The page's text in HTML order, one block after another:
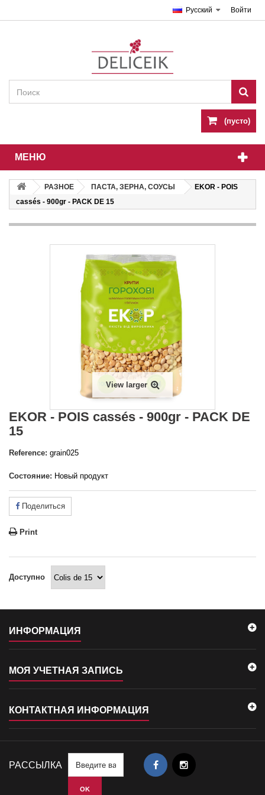
Войти
Русский
(пусто)
МЕНЮ
РАЗНОЕ ПАСТА, ЗЕРНА, СОУСЫ
EKOR - POIS
cassés - 900gr - PACK DE 15
View larger
EKOR - POIS cassés - 900gr - PACK DE
15
Reference: grain025
Состояние: Новый продукт
Поделиться
Print
Доступно
ИНФОРМАЦИЯ
МОЯ УЧЕТНАЯ ЗАПИСЬ
КОНТАКТНАЯ ИНФОРМАЦИЯ
РАССЫЛКА
OK